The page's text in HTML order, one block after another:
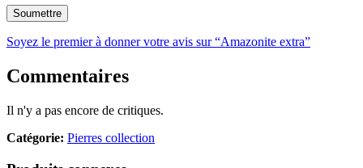
Soyez le premier à donner votre avis sur “Amazonite extra”
Commentaires
Il n'y a pas encore de critiques.
Catégorie: Pierres collection